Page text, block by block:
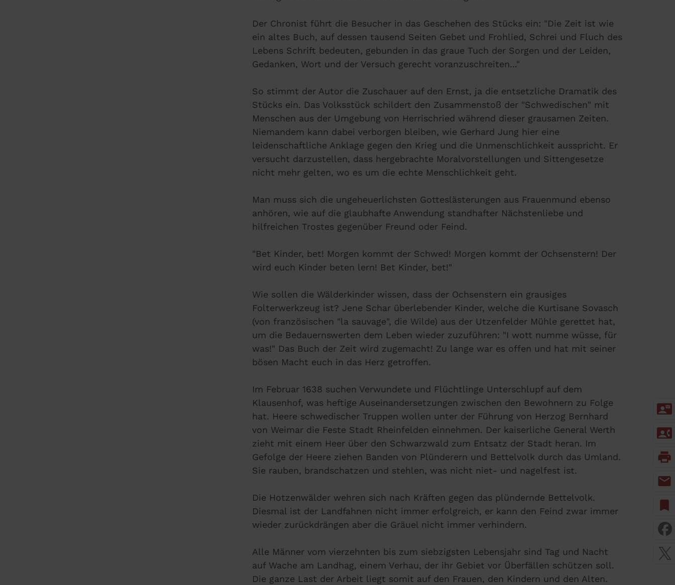
Der Chronist führt die Besucher in das Geschehen des Stücks ein: "Die Zeit ist wie
ein altes Buch, auf dessen tausend Seiten Gebet und Frohlied, Schrei und Fluch des
Lebens Schrift bedeuten, gebunden in das graue Tuch der Sorgen und der Leiden,
Gedanken, Wort und der Versuch gerecht voranzuschreiten..."
So stimmt der Autor die Zuschauer auf den Ernst, ja die entsetzliche Dramatik des
Stücks ein. Das Volksstück schildert den Zusammenstoß der "Schwedischen" mit
Menschen aus der Umgebung von Herrischried während dieser grausamen Zeiten.
Niemandem kann dabei verborgen bleiben, wie Gerhard Jung hier eine
leidenschaftliche Anklage gegen den Krieg und die Unmenschlichkeit ausspricht. Er
versucht darzustellen, dass hergebrachte Moralvorstellungen und Sittengesetze
nicht mehr gelten, wo es um die echte Menschlichkeit geht.
Man muss sich die ungeheuerlichsten Gotteslästerungen aus Frauenmund ebenso
anhören, wie auf die glaubhafte Anwendung standhafter Nächstenliebe und
hilfreichen Trostes gegenüber Freund oder Feind.
"Bet Kinder, bet! Morgen kommt der Schwed! Morgen kommt der Ochsenstern! Der
wird euch Kinder beten lern! Bet Kinder, bet!"
Wie sollen die Wälderkinder wissen, dass der Ochsenstern ein grausiges
Folterwerkzeug ist? Jene Schar überlebender Kinder, welche die Kurtisane Sovasch
(von französischen "la sauvage", die Wilde) aus der Utzenfelder Mühle gerettet hat,
um die Bedauernswerten dem Leben wieder zuzuführen: "I wott numme wüsse, für
was!" Das Buch der Zeit wird zugemacht! Zu lange war es offen und hat mit seiner
bösen Macht euch in das Herz getroffen.
Im Februar 1638 suchen Verwundete und Flüchtlinge Unterschlupf auf dem
Klausenhof, was heftige Auseinandersetzungen zwischen den Bewohnern zu Folge
hat. Heere schwedischer Truppen wollen unter der Führung von Herzog Bernhard
von Weimar die Feste Stadt Rheinfelden einnehmen. Der kaiserliche General Werth
zieht mit einem Heer über den Schwarzwald zum Entsatz der Stadt heran. Im
Gefolge der Heere ziehen Banden von Plünderern und Bettelvolk durch das Umland.
Sie rauben, brandschatzen und stehlen, was nicht niet- und nagelfest ist.
Die Hotzenwälder wehren sich nach Kräften gegen das plündernde Bettelvolk.
Diesmal ist der Landfahnen nicht immer erfolgreich, er kann den Feind zwar immer
wieder zurückdrängen aber die Gräuel nicht immer verhindern.
Alle Männer vom vierzehnten bis zum siebzigsten Lebensjahr sind Tag und Nacht
auf Wache am Landhag, einem Verhau, der ihr Gebiet vor Überfällen schützen soll.
Die ganze Last der Arbeit liegt somit auf den Frauen, den Kindern und den Alten.
contact_mail
contact_phone
print
mail
bookmark